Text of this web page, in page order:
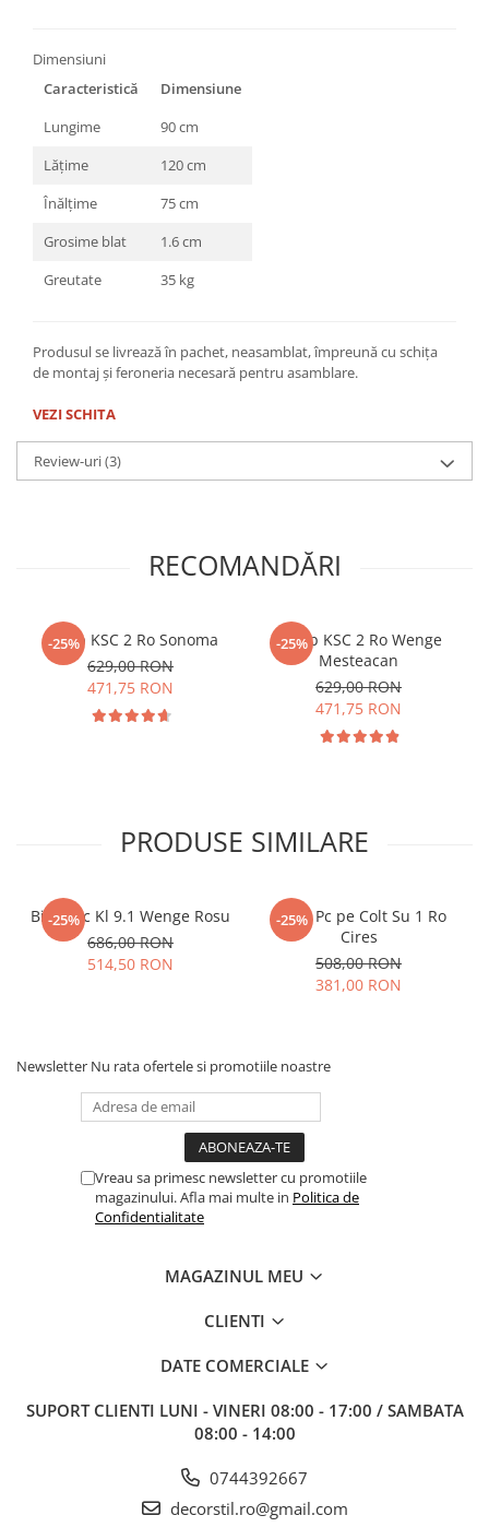
Dimensiuni
Caracteristică
Dimensiune
Lungime
90 cm
Lățime
120 cm
Înălțime
75 cm
Grosime blat
1.6 cm
Greutate
35 kg
Produsul se livrează în pachet, neasamblat, împreună cu schița
de montaj și feroneria necesară pentru asamblare.
VEZI SCHITA
Review-uri(3)
RECOMANDĂRI
-25%
Dulap KSC 2 Ro Sonoma
629,00 RON
471,75 RON
-25%
Dulap KSC 2 Ro Wenge
Mesteacan
629,00 RON
471,75 RON
PRODUSE SIMILARE
-25%
Birou Pc Kl 9.1 Wenge Rosu
686,00 RON
514,50 RON
-25%
Birou Pc pe Colt Su 1 Ro
Cires
508,00 RON
381,00 RON
Newsletter Nu rata ofertele si promotiile noastre
Vreau sa primesc newsletter cu promotiile
magazinului. Afla mai multe in Politica de
Confidentialitate
MAGAZINUL MEU
CLIENTI
DATE COMERCIALE
SUPORT CLIENTI LUNI - VINERI 08:00 - 17:00 / SAMBATA
08:00 - 14:00
0744392667
decorstil.ro@gmail.com